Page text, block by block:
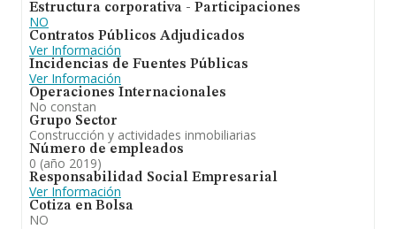
Estructura corporativa - Participaciones
NO
Contratos Públicos Adjudicados
Ver Información
Incidencias de Fuentes Públicas
Ver Información
Operaciones Internacionales
No constan
Grupo Sector
Construcción y actividades inmobiliarias
Número de empleados
0 (año 2019)
Responsabilidad Social Empresarial
Ver Información
Cotiza en Bolsa
NO